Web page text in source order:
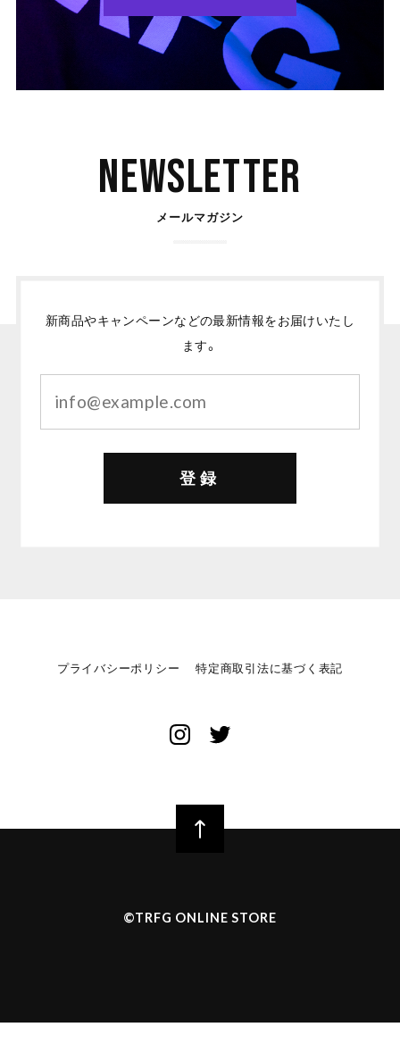
Newsletter
メールマガジン
新商品やキャンペーンなどの最新情報をお届けいたし
ます。
登録
プライバシーポリシー 特定商取引法に基づく表記
©︎TRFG ONLINE STORE